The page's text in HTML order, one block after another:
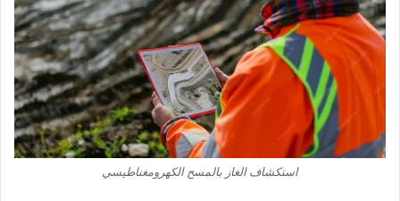
استكشاف الغاز بالمسح الكهرومغناطيسي